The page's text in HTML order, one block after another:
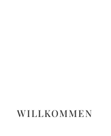
WILLKOMMEN